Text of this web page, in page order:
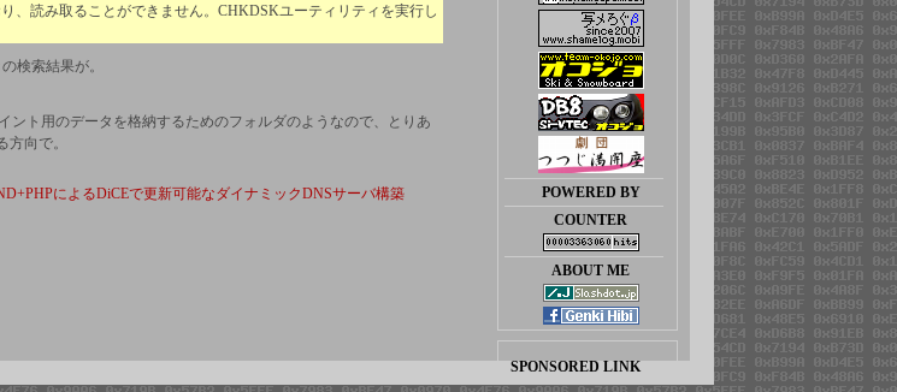
POWERED BY
COUNTER
ABOUT ME
SPONSORED LINK
り、読み取ることができません。CHKDSKユーティリティを実行し
検索結果が。
ント用のデータを格納するためのフォルダのようなので、とりあ
向で。
によるDiCEで更新可能なダイナミックDNSサーバ構築